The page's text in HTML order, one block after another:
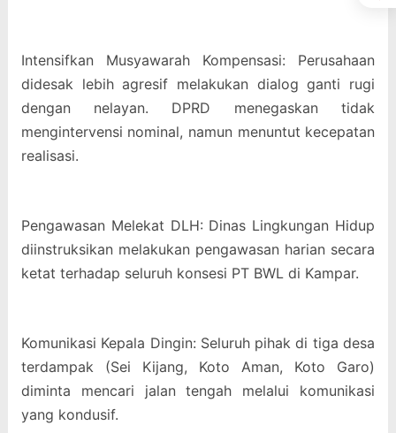
Intensifkan Musyawarah Kompensasi: Perusahaan
didesak lebih agresif melakukan dialog ganti rugi
dengan nelayan. DPRD menegaskan tidak
mengintervensi nominal, namun menuntut kecepatan
realisasi.
Pengawasan Melekat DLH: Dinas Lingkungan Hidup
diinstruksikan melakukan pengawasan harian secara
ketat terhadap seluruh konsesi PT BWL di Kampar.
Komunikasi Kepala Dingin: Seluruh pihak di tiga desa
terdampak (Sei Kijang, Koto Aman, Koto Garo)
diminta mencari jalan tengah melalui komunikasi
yang kondusif.